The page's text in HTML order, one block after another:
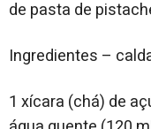
de pasta de
Ingredientes –
1 xícara (chá) de